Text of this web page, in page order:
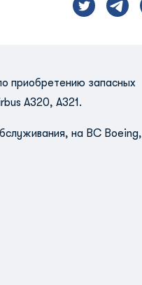
приобретению запасных
A320, A321.
на ВС Boeing,